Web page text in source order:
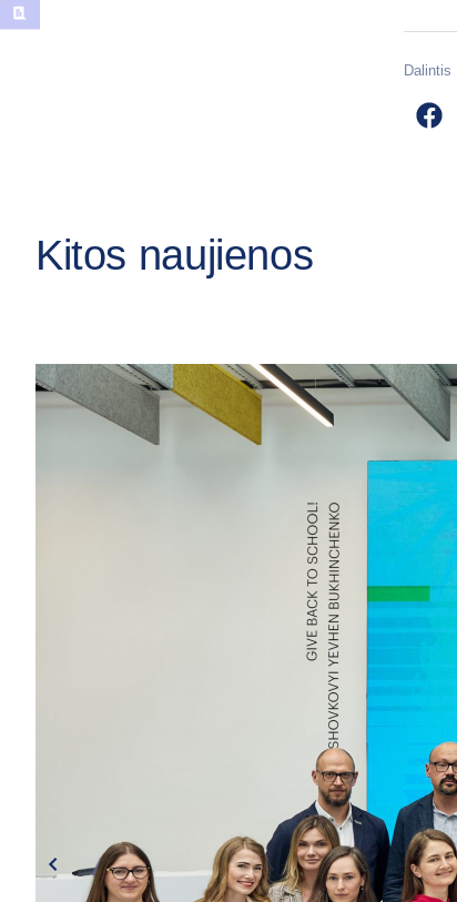
Dalintis
Kitos naujienos